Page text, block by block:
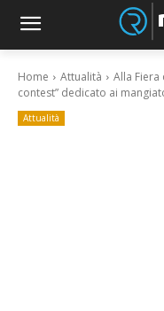
Home Attualità
Alla Fiera
contest” dedicato ai
Attualità